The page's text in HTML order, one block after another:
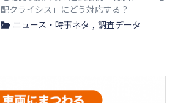
配クライシス」にどう対応する？
ニュース・時事ネタ
調査データ